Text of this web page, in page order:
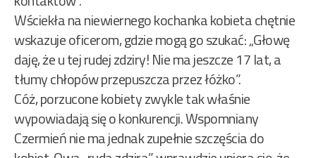
Wściekła na niewiernego kochanka kobieta chętnie
wskazuje oficerom, gdzie mogą go szukać: „Głowę
daję, że u tej rudej zdziry! Nie ma jeszcze 17 lat, a
tłumy chłopów przepuszcza przez łóżko”.
Cóż, porzucone kobiety zwykle tak właśnie
wypowiadają się o konkurencji. Wspomniany
Czermień nie ma jednak zupełnie szczęścia do